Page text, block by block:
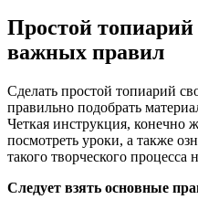
Простой
важных правил
Сделать простой топиарий
правильно подобрать
Четкая инструкция, конечно
посмотреть уроки, а также
такого творческого процесса
Следует взять основные